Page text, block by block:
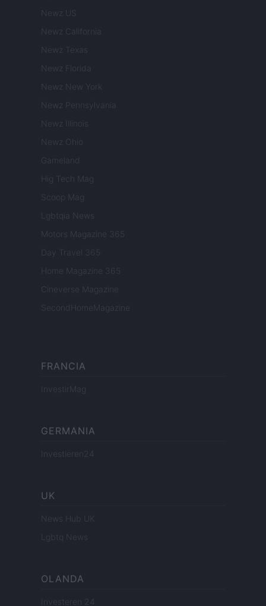
Newz US
Newz California
Newz Texas
Newz Florida
Newz New York
Newz Pennsylvania
Newz Illinois
Newz Ohio
Gameland
Hig Tech Mag
Scoop Mag
Lgbtqia News
Motors Magazine 365
Day Travel 365
Home Magazine 365
Cineverse Magazine
SecondHomeMagazine
FRANCIA
InvestirMag
GERMANIA
Investieren24
UK
News Hub UK
Lgbtq News
OLANDA
Investeren 24